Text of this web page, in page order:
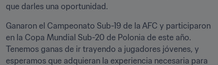
que darles una oportunidad.
Ganaron el Campeonato Sub-19 de la AFC y participaron
en la Copa Mundial Sub-20 de Polonia de este año.
Tenemos ganas de ir trayendo a jugadores jóvenes, y
esperamos que adquieran la experiencia necesaria para